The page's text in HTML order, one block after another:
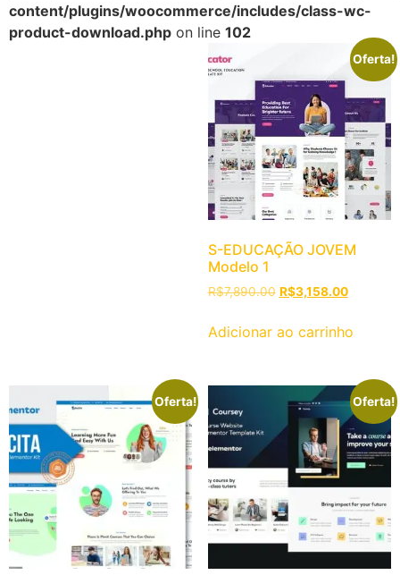
content/plugins/woocommerce/includes/class-wc-
product-download.php on line 102
Oferta!
S-EDUCAÇÃO JOVEM
Modelo 1
R$7,890.00 R$3,158.00
Adicionar ao carrinho
Oferta! Oferta!